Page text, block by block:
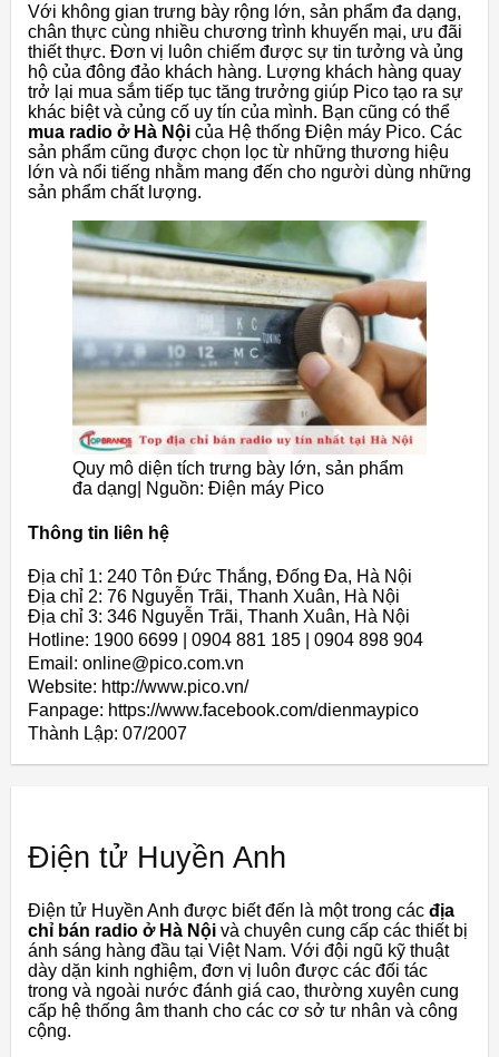
Với không gian trưng bày rộng lớn, sản phẩm đa dạng,
chân thực cùng nhiều chương trình khuyến mại, ưu đãi
thiết thực. Đơn vị luôn chiếm được sự tin tưởng và ủng
hộ của đông đảo khách hàng. Lượng khách hàng quay
trở lại mua sắm tiếp tục tăng trưởng giúp Pico tạo ra sự
khác biệt và củng cố uy tín của mình. Bạn cũng có thể
mua radio ở Hà Nội của Hệ thống Điện máy Pico. Các
sản phẩm cũng được chọn lọc từ những thương hiệu
lớn và nổi tiếng nhằm mang đến cho người dùng những
sản phẩm chất lượng.
Quy mô diện tích trưng bày lớn, sản phẩm
đa dạng| Nguồn: Điện máy Pico
Thông tin liên hệ
Địa chỉ 1: 240 Tôn Đức Thắng, Đống Đa, Hà Nội
Địa chỉ 2: 76 Nguyễn Trãi, Thanh Xuân, Hà Nội
Địa chỉ 3: 346 Nguyễn Trãi, Thanh Xuân, Hà Nội
Hotline: 1900 6699 | 0904 881 185 | 0904 898 904
Email: online@pico.com.vn
Website: http://www.pico.vn/
Fanpage: https://www.facebook.com/dienmaypico
Thành Lập: 07/2007
Điện tử Huyền Anh
Điện tử Huyền Anh được biết đến là một trong các địa
chỉ bán radio ở Hà Nội và chuyên cung cấp các thiết bị
ánh sáng hàng đầu tại Việt Nam. Với đội ngũ kỹ thuật
dày dặn kinh nghiệm, đơn vị luôn được các đối tác
trong và ngoài nước đánh giá cao, thường xuyên cung
cấp hệ thống âm thanh cho các cơ sở tư nhân và công
cộng.